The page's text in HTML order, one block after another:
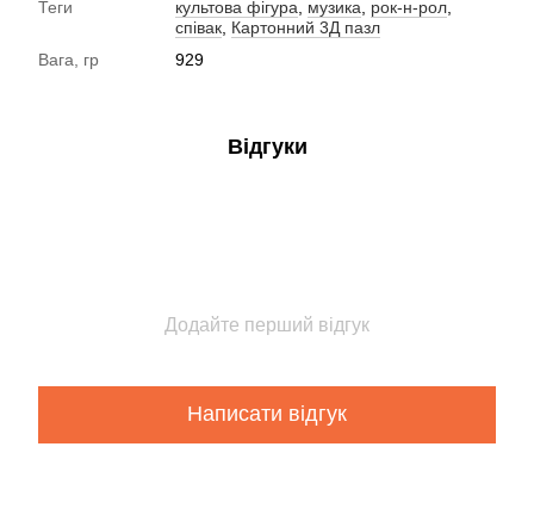
Теги культова фігура музика рок-н-рол
співак Картонний 3Д пазл
Вага, гр
929
Відгуки
Додайте перший відгук
Написати відгук